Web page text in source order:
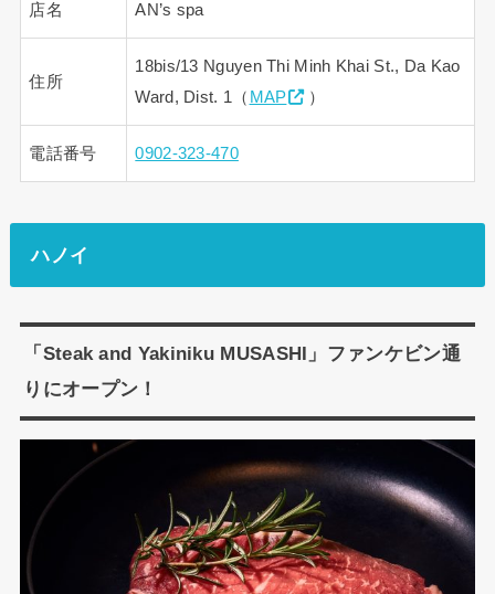
店名 AN’s spa
住所
18bis/13 Nguyen Thi Minh Khai St., Da Kao
Ward, Dist. 1（ MAP ）
電話番号 0902-323-470
ハノイ
「Steak and Yakiniku MUSASHI」ファンケビン通
りにオープン！